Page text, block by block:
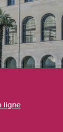
ligne